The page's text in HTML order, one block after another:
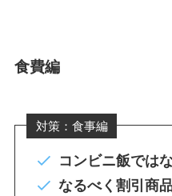
食費編
対策：食事編
コンビニ飯では
なるべく割引商